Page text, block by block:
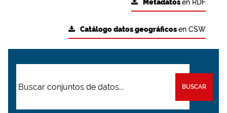
Metadatosen RDF
Catálogo datos geográficosen CSW
BUSCAR